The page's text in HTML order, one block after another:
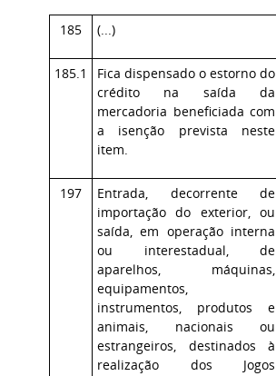
185 (...)
185.1
Fica dispensado o estorno do
crédito na saída da
mercadoria beneficiada com
a isenção prevista neste
item.
197
Entrada, decorrente de
importação do exterior, ou
saída, em operação interna
ou interestadual, de
aparelhos, máquinas,
equipamentos,
instrumentos, produtos e
animais, nacionais ou
estrangeiros, destinados à
realização dos Jogos